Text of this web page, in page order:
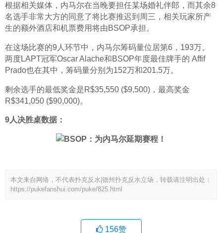
根据相关媒体，内马尔在当晚要担任某场婚礼伴郎，而其余8
名选手非常大方的同意了将比赛推迟到周三，相关玩家所产
生的额外酒店和机票费用将由BSOP承担。
在这场比赛的9人环节中，内马尔筹码量位居第6，193万。
两度LAPT冠军Oscar Alache和BSOP年度最佳牌手的 Affif
Prado也在其中，筹码量分别为152万和201.5万。
剩余选手的最低奖金是R$35,550 ($9,500)，最高奖金
R$341,050 ($90,000)。
9人决胜桌数据：
本文来自网络，不代表扑克反水|德州扑克反水立场，转载请注明出处：
https://pukefanshui.com/puke/825.html
156赞